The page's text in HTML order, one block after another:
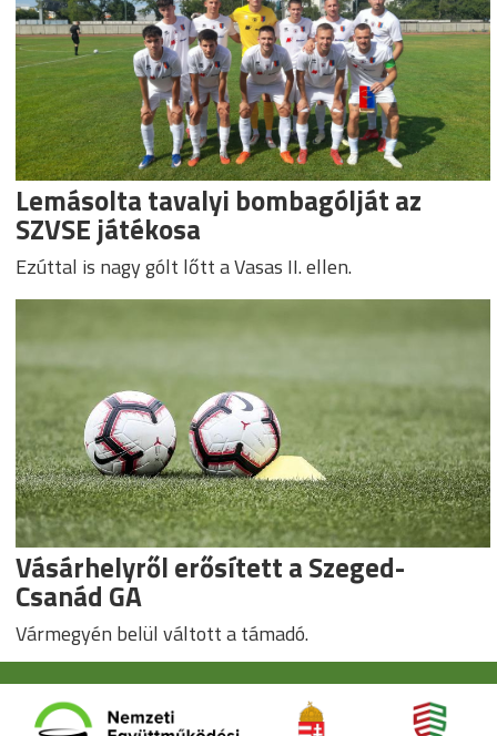
Lemásolta tavalyi bombagólját az
SZVSE játékosa
Ezúttal is nagy gólt lőtt a Vasas II. ellen.
Vásárhelyről erősített a Szeged-
Csanád GA
Vármegyén belül váltott a támadó.